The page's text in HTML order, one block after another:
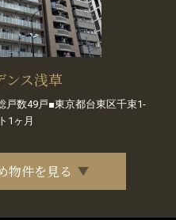
ンス浅草
戸数49戸■東京都台東区千束1-
1ヶ月
物件を見る